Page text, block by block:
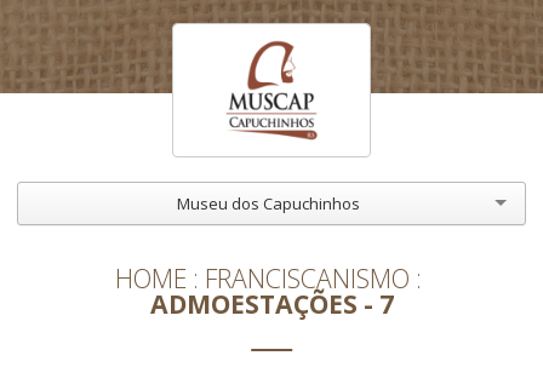
Museu dos Capuchinhos
HOME FRANCISCANISMO
ADMOESTAÇÕES - 7